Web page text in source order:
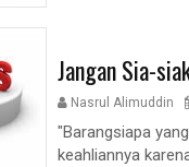
Jangan Sia-
Nasrul Alimuddin
"Barangsiapa
keahliannya